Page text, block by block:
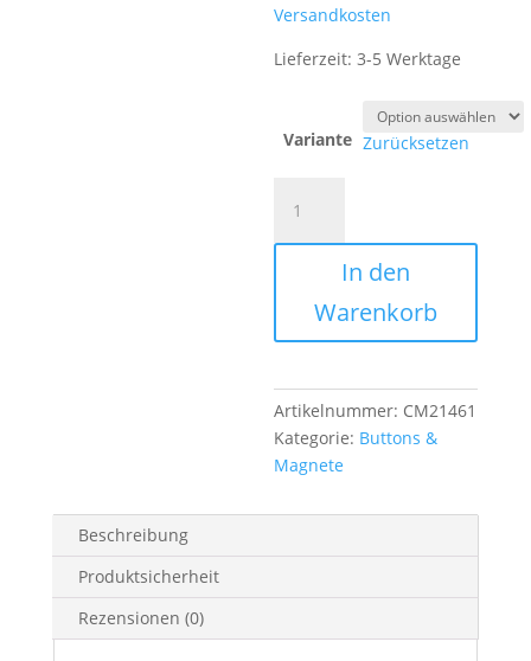
Versandkosten
Lieferzeit:3-5 Werktage
Variante Zurücksetzen
Handlettering
"Komfortzone
Wellnessbereich"
Menge
In den
Warenkorb
Artikelnummer: CM21461
Kategorie: Buttons &
Magnete
Beschreibung
Produktsicherheit
Rezensionen (0)